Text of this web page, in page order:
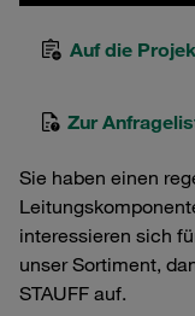
Auf die
Zur
Sie haben einen
interessieren sich
unser Sortiment,
STAUFF auf.